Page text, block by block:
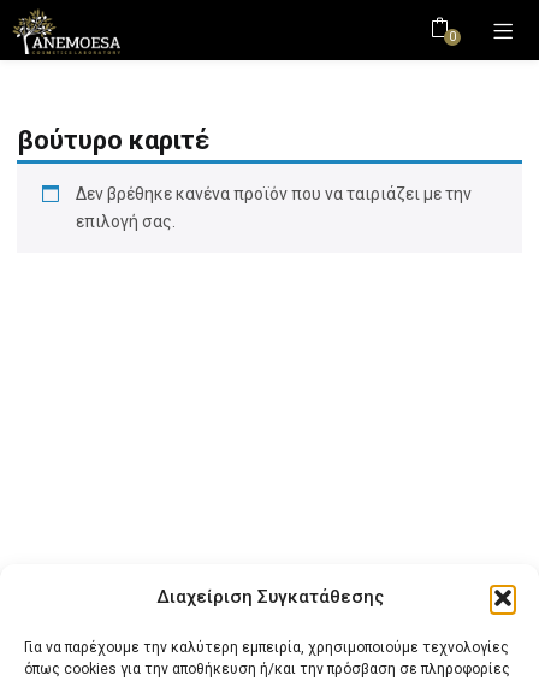
Διαχείριση Συγκατάθεσης
Για να παρέχουμε την καλύτερη εμπειρία, χρησιμοποιούμε τεχνολογίες
όπως cookies για την αποθήκευση ή/και την πρόσβαση σε πληροφορίες
0
βούτυρο καριτέ
Δεν βρέθηκε κανένα προϊόν που να ταιριάζει με την
επιλογή σας.